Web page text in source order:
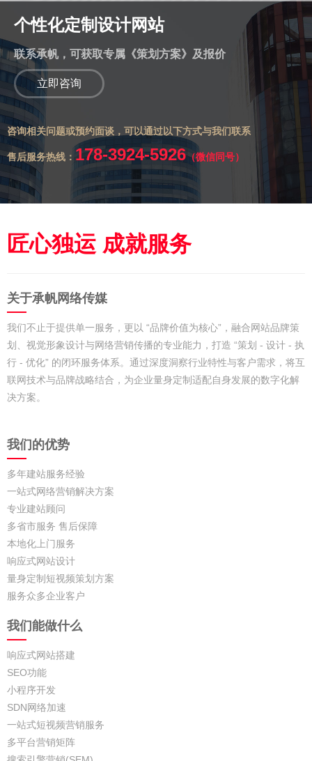
个性化定制设计网站
联系承帆，可获取专属《策划方案》及报价
立即咨询
咨询相关问题或预约面谈，可以通过以下方式与我们联系
售后服务热线： 178-3924-5926（微信同号）
匠心独运 成就服务
关于承帆网络传媒
我们不止于提供单一服务，更以 “品牌价值为核心”，融合网站品牌策
划、视觉形象设计与网络营销传播的专业能力，打造 “策划 - 设计 - 执
行 - 优化” 的闭环服务体系。通过深度洞察行业特性与客户需求，将互
联网技术与品牌战略结合，为企业量身定制适配自身发展的数字化解
决方案。​
我们的优势
多年建站服务经验
一站式网络营销解决方案
专业建站顾问
多省市服务 售后保障
本地化上门服务
响应式网站设计
量身定制短视频策划方案
服务众多企业客户
我们能做什么
响应式网站搭建
SEO功能
小程序开发
SDN网络加速
一站式短视频营销服务
多平台营销矩阵